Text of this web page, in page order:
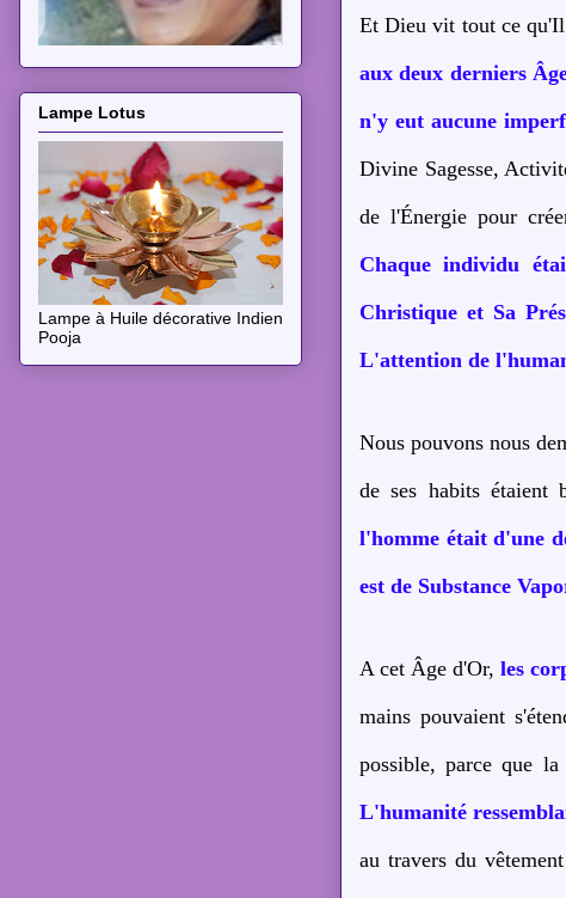
Et Dieu vit tout ce
aux deux derniers
n'y eut aucune
Divine Sagesse,
de l'Énergie pour
Chaque individu
Christique et Sa
L'attention de
Nous pouvons nous
de ses habits étaient
l'homme était d'une
est de Substance
A cet Âge d'Or,les
mains pouvaient
possible, parce que
L'humanité
au travers du
Lampe Lotus
Lampe à Huile décorative Indien
Pooja